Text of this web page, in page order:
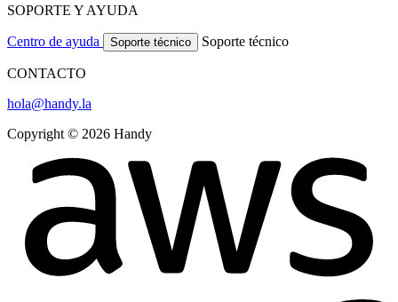
SOPORTE Y AYUDA
Centro de ayuda Soporte técnico Soporte técnico
CONTACTO
hola@handy.la
Copyright © 2026 Handy